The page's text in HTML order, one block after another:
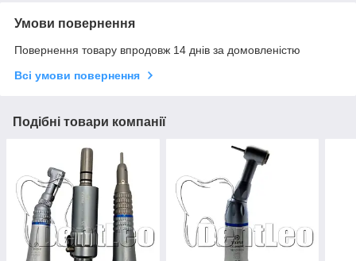
Умови повернення
Повернення товару впродовж 14 днів за домовленістю
Всі умови повернення
Подібні товари компанії